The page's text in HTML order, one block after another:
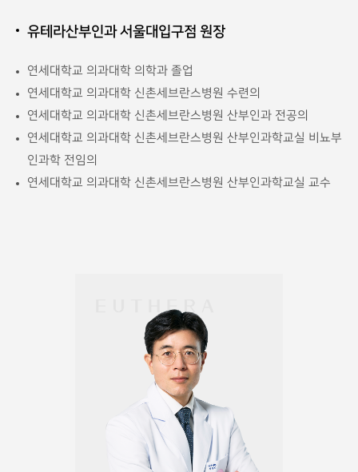
유테라산부인과 서울대입구점 원장
연세대학교 의과대학 의학과 졸업
연세대학교 의과대학 신촌세브란스병원 수련의
연세대학교 의과대학 신촌세브란스병원 산부인과 전공의
연세대학교 의과대학 신촌세브란스병원 산부인과학교실 비뇨부
인과학 전임의
연세대학교 의과대학 신촌세브란스병원 산부인과학교실 교수